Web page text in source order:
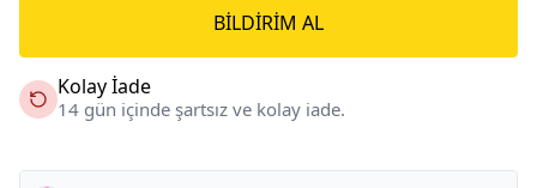
BILDIRIM AL
Kolay İade
14 gün içinde şartsız ve kolay iade.